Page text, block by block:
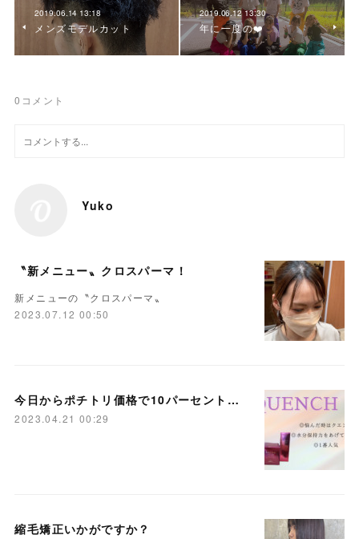
2019.06.14 13:18
メンズモデルカット
2019.06.12 13:30
年に一度の❤️
0 コメント
Yuko
〝新メニュー〟クロスパーマ！
新メニューの〝クロスパーマ〟
2023.07.12 00:50
今日からポチトリ価格で10パーセントおふ！
2023.04.21 00:29
縮毛矯正いかがですか？